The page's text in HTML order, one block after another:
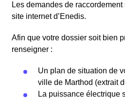
Les demandes de
site internet d’Enedis.
Afin que votre dossier soit bien
renseigner :
Un plan de situation de
ville de Marthod (extrait
La puissance électrique